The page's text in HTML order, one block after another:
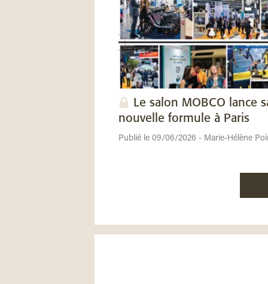
Le salon MOBCO lance
nouvelle formule à Paris
Publié le 09/06/2026 - Marie-Hélène